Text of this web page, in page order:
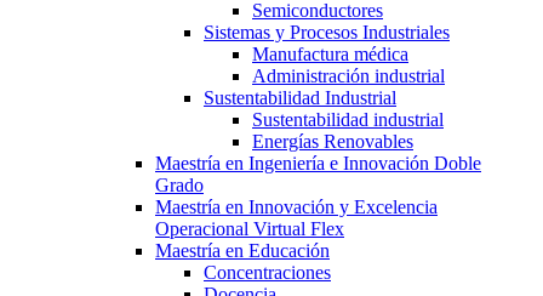
Semiconductores
Sistemas y Procesos Industriales
Manufactura médica
Administración industrial
Sustentabilidad Industrial
Sustentabilidad industrial
Energías Renovables
Maestría en Ingeniería e Innovación Doble
Grado
Maestría en Innovación y Excelencia
Operacional Virtual Flex
Maestría en Educación
Concentraciones